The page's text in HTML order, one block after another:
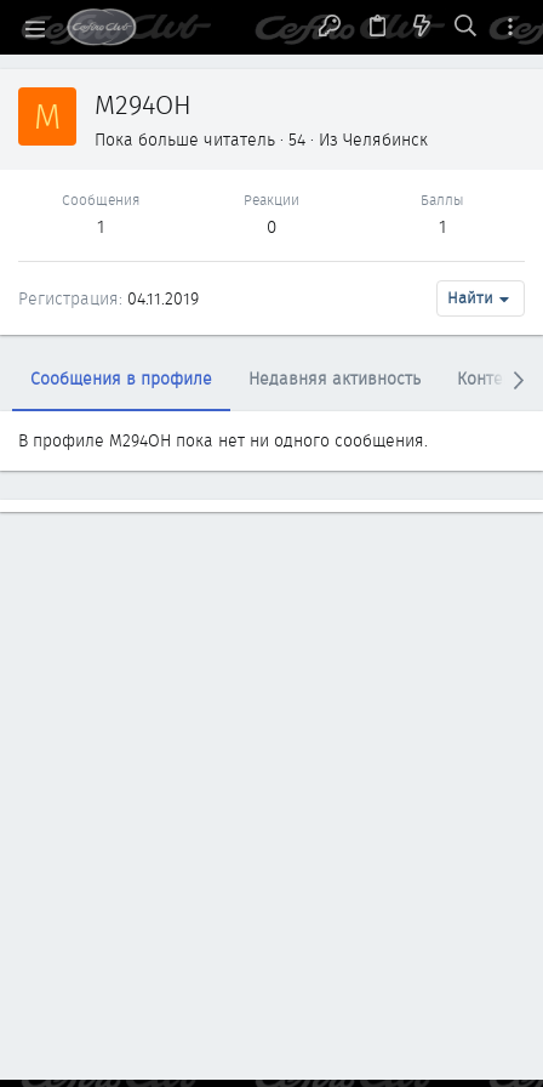
M M294OH
Пока больше читатель · 54 · Из Челябинск
Сообщения
1
Реакции
0
Баллы
1
Регистрация 04.11.2019 Найти
Сообщения в профиле Недавняя активность Контент
В профиле M294OH пока нет ни одного сообщения.